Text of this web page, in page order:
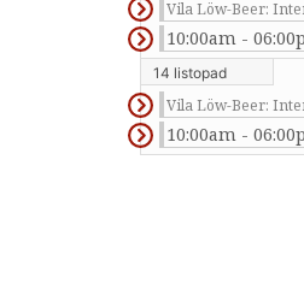
Vila Löw-Beer:
10:00am -
14 listopad
Vila Löw-Beer:
10:00am -